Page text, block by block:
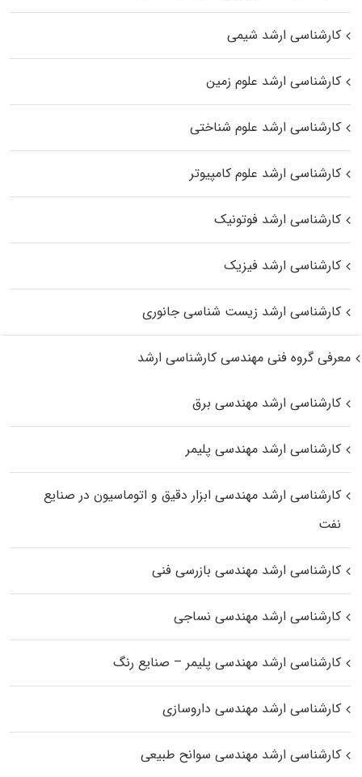
کارشناسی ارشد شیمی
کارشناسی ارشد علوم زمین
کارشناسی ارشد علوم شناختی
کارشناسی ارشد علوم کامپیوتر
کارشناسی ارشد فوتونیک
کارشناسی ارشد فیزیک
کارشناسی ارشد زیست‌ شناسی جانوری
معرفی گروه فنی مهندسی کارشناسی ارشد
کارشناسی ارشد مهندسی برق
کارشناسی ارشد مهندسی پلیمر
کارشناسی ارشد مهندسی ابزار دقیق و اتوماسیون در صنایع
نفت
کارشناسی ارشد مهندسی بازرسی فنی
کارشناسی ارشد مهندسی نساجی
کارشناسی ارشد مهندسی پلیمر – صنایع رنگ
کارشناسی ارشد مهندسی داروسازی
کارشناسی ارشد مهندسی سوانح طبیعی